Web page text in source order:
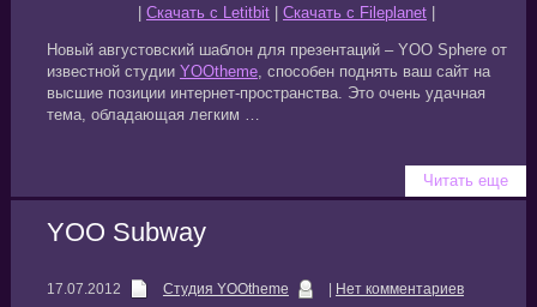
Скачать с Letitbit| Скачать с Fileplanet|
Новый августовский шаблон для презентаций – YOO Sphere от
известной студии YOOtheme, способен поднять ваш сайт на
высшие позиции интернет-пространства. Это очень удачная
тема, обладающая легким …
Читать еще
YOO Subway
17.07.2012 Студия YOOtheme Нет комментариев